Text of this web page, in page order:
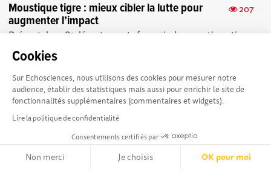
Cookies
Sur Echosciences, nous utilisons des cookies pour mesurer notre
audience, établir des statistiques mais aussi pour enrichir le site de
fonctionnalités supplémentaires (commentaires et widgets).
Lire la politique de confidentialité
Consentements certifiés par
Non merci Je choisis OK pour moi
207
Moustique tigre : mieux cibler la lutte pour
augmenter l’impact
Présent dans 81 départements français, le moustique tigre
progresse. Une étude IRD décrypte ses habitudes pour
mieux cibler sa lutte ...
Conditions Générales d'utilisation
La plateforme Science(s)
en Occitanie est le média